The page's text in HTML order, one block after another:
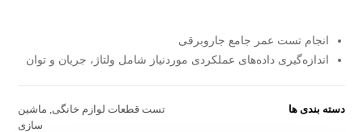
انجام تست عمر جامع جاروبرقی
اندازه‌گیری داده‌های عملکردی موردنیاز شامل ولتاژ، جریان و توان
دسته بندی ها تست قطعات لوازم خانگی ماشین
سازی